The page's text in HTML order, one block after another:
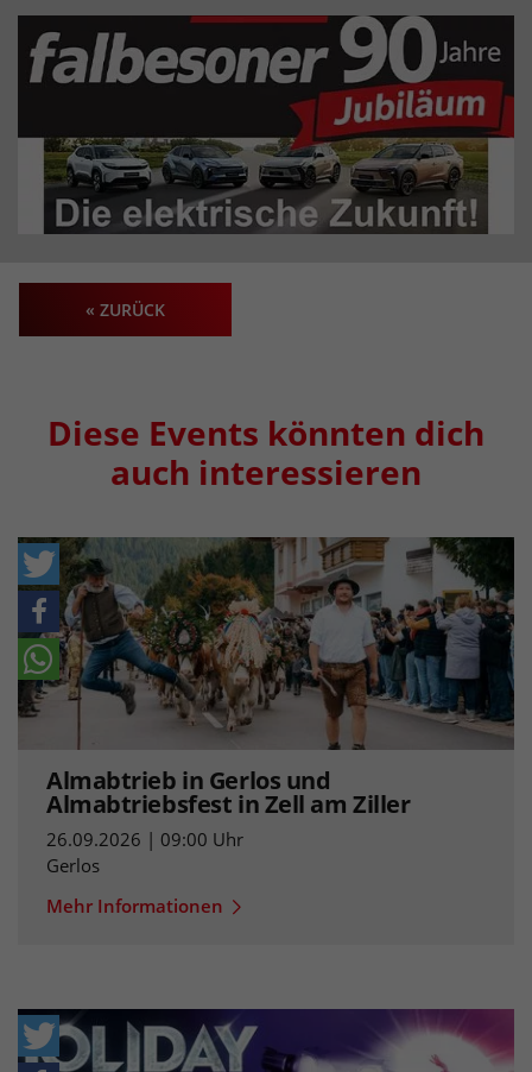
« ZURÜCK
Diese Events könnten dich
auch interessieren
Almabtrieb in Gerlos und
Almabtriebsfest in Zell am Ziller
26.09.2026 | 09:00 Uhr
Gerlos
Mehr Informationen